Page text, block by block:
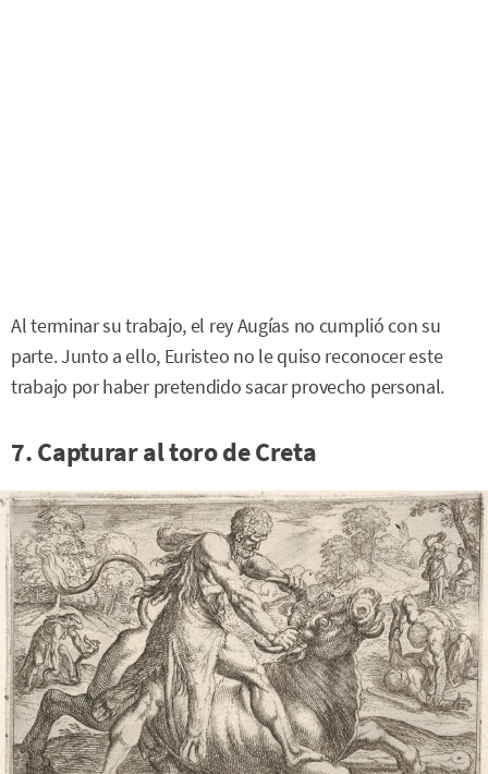
Al terminar su trabajo, el rey Augías no cumplió con su
parte. Junto a ello, Euristeo no le quiso reconocer este
trabajo por haber pretendido sacar provecho personal.
7. Capturar al toro de Creta